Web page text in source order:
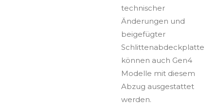
technischer
Änderungen und
beigefügter
Schlittenabdeckplatte
können auch Gen4
Modelle mit diesem
Abzug ausgestattet
werden.